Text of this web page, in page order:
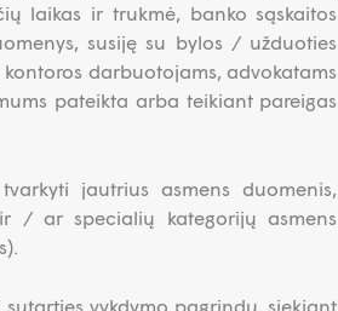
laikas ir trukmė, banko sąskaitos
susiję su bylos / užduoties
darbuotojams, advokatams
pateikta arba teikiant pareigas
jautrius asmens duomenis,
ir / ar specialių kategorijų asmens
sutarties vykdymo pagrindu, siekiant